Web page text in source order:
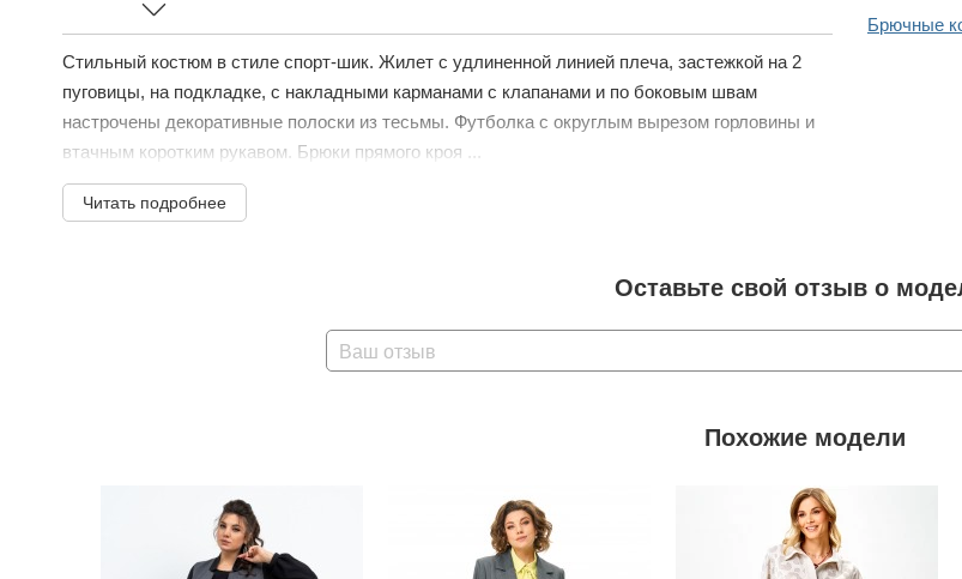
Стильный костюм в стиле спорт-шик. Жилет с удлиненной линией плеча, застежкой на 2
пуговицы, на подкладке, с накладными карманами с клапанами и по боковым швам
настрочены декоративные полоски из тесьмы. Футболка с округлым вырезом горловины и
втачным коротким рукавом. Брюки прямого кроя ...
Читать подробнее
Брючные
Оставьте свой отзыв о
Ваш отзыв
Похожие модели